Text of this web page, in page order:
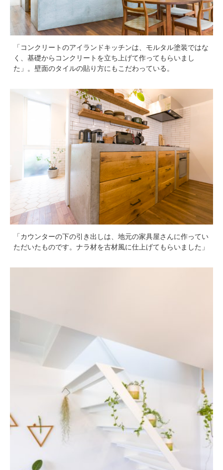
「コンクリートのアイランドキッチンは、モルタル塗装ではな
く、基礎からコンクリートを立ち上げて作ってもらいまし
た」。壁面のタイルの貼り方にもこだわっている。
「カウンターの下の引き出しは、地元の家具屋さんに作ってい
ただいたものです。ナラ材を古材風に仕上げてもらいました」